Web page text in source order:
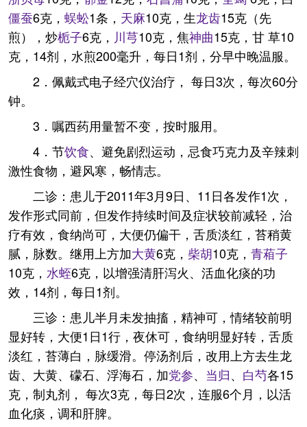
僵蚕6克， 蜈蚣1条， 天麻10克，生龙齿15克（先
煎），炒栀子6克， 川芎10克，焦神曲15克，甘 草10
克，14剂，水煎200毫升，每日1剂，分早中晚温服。
2．佩戴式电子经穴仪治疗， 每日3次，每次60分
钟。
3．嘱西药用量暂不变，按时服用。
4．节饮食、避免剧烈运动，忌食巧克力及辛辣刺
激性食物，避风寒，畅情志。
二诊：患儿于2011年3月9日、11日各发作1次，
发作形式同前，但发作持续时间及症状较前减轻，治
疗有效，食纳尚可，大便仍偏干，舌质淡红，苔稍黄
腻，脉数。继用上方加大黄6克， 柴胡10克， 青葙子
10克， 水蛭6克，以增强清肝泻火、活血化痰的功
效，14剂，每日1剂。
三诊：患儿半月未发抽搐，精神可，情绪较前明
显好转，大便1日1行，夜休可，食纳明显好转，舌质
淡红，苔薄白，脉缓滑。停汤剂后，改用上方去生龙
齿、大黄、礞石、浮海石，加党参、 当归、 白芍各15
克，制丸剂， 每次3克，每日2次，连服6个月，以活
血化痰，调和肝脾。